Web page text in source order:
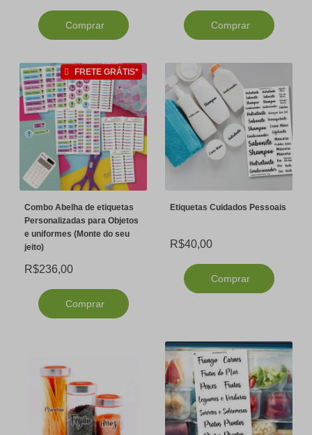
Comprar Comprar
FRETE GRÁTIS*
Combo Abelha de etiquetas
Personalizadas para Objetos
e uniformes (Monte do seu
jeito)
R$236,00
Comprar
Etiquetas Cuidados Pessoais
R$40,00
Comprar